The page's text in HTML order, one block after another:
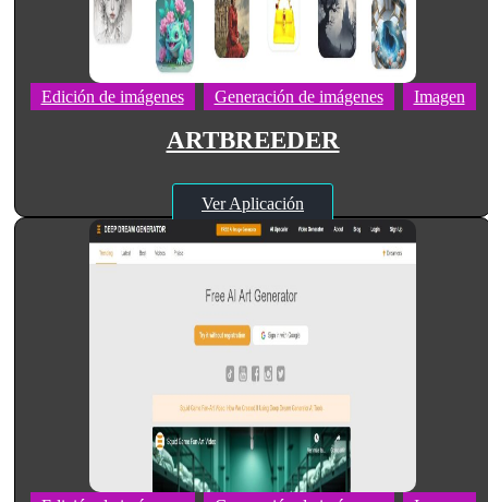
Edición de imágenes Generación de imágenes Imagen
ARTBREEDER
Ver Aplicación